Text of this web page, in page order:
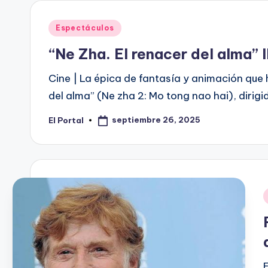
Publicado
Espectáculos
“Ne Zha. El renacer del
Cine | La épica de fantasía y animación que
del alma” (Ne zha 2: Mo tong nao hai),
Publicado
El Portal septiembre 26, 2025